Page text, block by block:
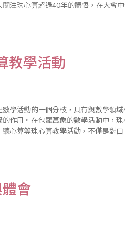
注珠心算超過40年的體悟，在大會中
教學活動
學活動的一個分枝，具有與數學領域
作用。在包羅萬象的數學活動中，
心算等珠心算教學活動，不僅是對口
會